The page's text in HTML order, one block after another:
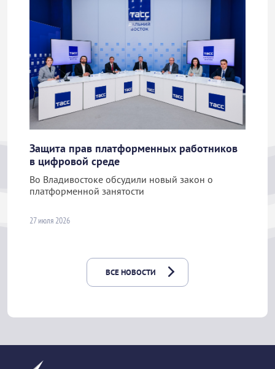
Защита прав платформенных работников
в цифровой среде
Во Владивостоке обсудили новый закон о
платформенной занятости
27 июля 2026
ВСЕ НОВОСТИ